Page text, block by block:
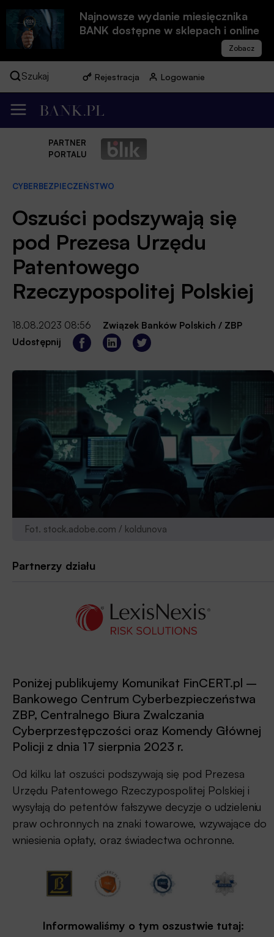
Najnowsze wydanie miesięcznika
BANK dostępne w sklepach i online
Szukaj Rejestracja Logowanie
PARTNER
PORTALU
CYBERBEZPIECZEŃSTWO
Oszuści podszywają się
pod Prezesa Urzędu
Patentowego
Rzeczypospolitej Polskiej
18.08.2023 08:56
Związek Banków Polskich / ZBP
Udostępnij
Fot. stock.adobe.com / koldunova
Partnerzy działu
Poniżej publikujemy Komunikat FinCERT.pl –
Bankowego Centrum Cyberbezpieczeństwa
ZBP, Centralnego Biura Zwalczania
Cyberprzestępczości oraz Komendy Głównej
Policji z dnia 17 sierpnia 2023 r.
Od kilku lat oszuści podszywają się pod Prezesa
Urzędu Patentowego Rzeczypospolitej Polskiej i
wysyłają do petentów fałszywe decyzje o udzieleniu
praw ochronnych na znaki towarowe, wzywające do
wniesienia opłaty, oraz świadectwa ochronne.
Informowaliśmy o tym oszustwie tutaj: